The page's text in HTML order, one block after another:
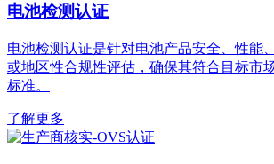
电池检测认证
电池检测认证是针对电池产品安全、性能
或地区性合规性评估，确保其符合目标市
标准。
了解更多